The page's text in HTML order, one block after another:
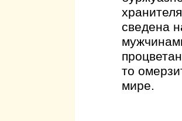
сведена
то
мире.